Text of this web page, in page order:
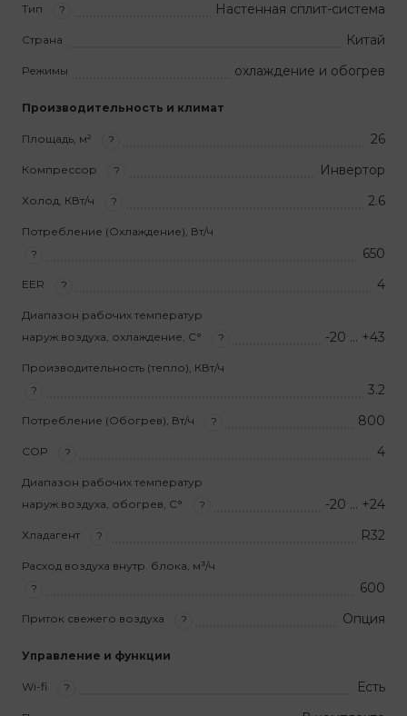
Тип ? Настенная сплит-система
Страна Китай
Режимы охлаждение и обогрев
Производительность и климат
Площадь, м² ? 26
Компрессор ? Инвертор
Холод, КВт/ч ? 2.6
Потребление (Охлаждение), Вт/ч
?
650
EER ? 4
Диапазон рабочих температур
наруж.воздуха, охлаждение, С°
? -20 … +43
Производительность (тепло), КВт/ч
?
3.2
Потребление (Обогрев), Вт/ч ? 800
COP ? 4
Диапазон рабочих температур
наруж.воздуха, обогрев, С°
? -20 … +24
Хладагент ? R32
Расход воздуха внутр. блока, м³/ч
?
600
Приток свежего воздуха ? Опция
Управление и функции
Wi-fi ? Есть